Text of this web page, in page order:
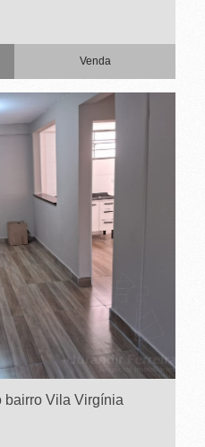
Venda
bairro Vila Virgínia